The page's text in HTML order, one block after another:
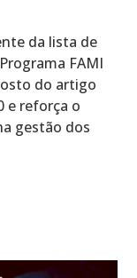
da lista de
FAMI
do artigo
e reforça o
gestão dos